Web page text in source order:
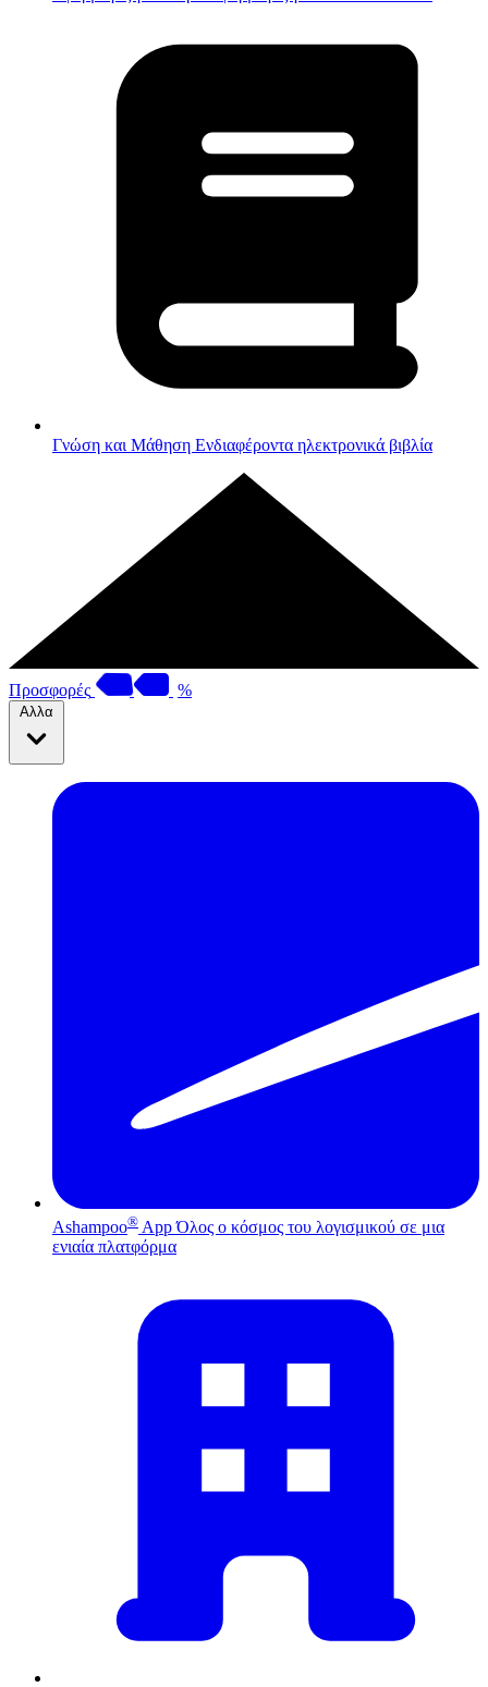
Γνώση και Μάθηση Ενδιαφέροντα ηλεκτρονικά βιβλία
Προσφορές %
Αλλα
Ashampoo® App Όλος ο κόσμος του λογισμικού σε μια
ενιαία πλατφόρμα